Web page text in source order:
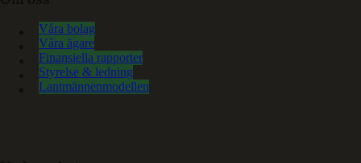
Våra bolag
Våra ägare
Finansiella rapporter
Styrelse & ledning
Lantmännenmodellen